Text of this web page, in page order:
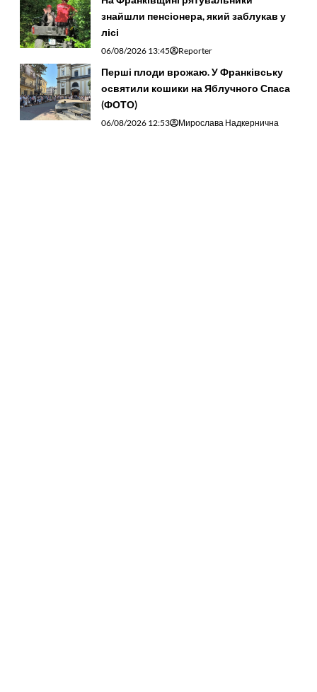
знайшли пенсіонера, який заблукав у
лісі
06/08/2026 13:45 Reporter
Перші плоди врожаю. У Франківську
освятили кошики на Яблучного Спаса
(ФОТО)
06/08/2026 12:53 Мирослава Надкернична